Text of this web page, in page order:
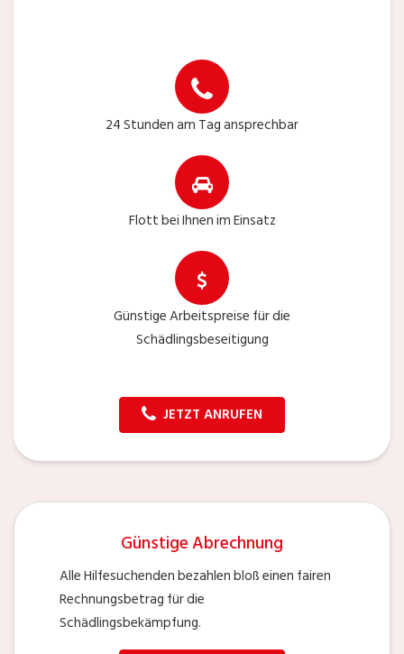
24 Stunden am Tag ansprechbar
Flott bei Ihnen im Einsatz
Günstige Arbeitspreise für die
Schädlingsbeseitigung
JETZT ANRUFEN
Günstige Abrechnung
Alle Hilfesuchenden bezahlen bloß einen fairen
Rechnungsbetrag für die
Schädlingsbekämpfung.